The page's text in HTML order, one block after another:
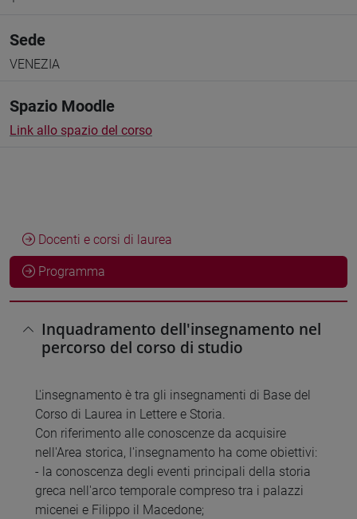
Sede
VENEZIA
Spazio Moodle
Link allo spazio del corso
Docenti e corsi di laurea
Programma
Inquadramento dell'insegnamento nel
percorso del corso di studio
L'insegnamento è tra gli insegnamenti di Base del
Corso di Laurea in Lettere e Storia.
Con riferimento alle conoscenze da acquisire
nell'Area storica, l'insegnamento ha come obiettivi:
- la conoscenza degli eventi principali della storia
greca nell'arco temporale compreso tra i palazzi
micenei e Filippo il Macedone;